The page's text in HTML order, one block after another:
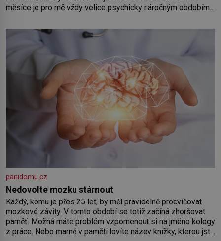
měsíce je pro mě vždy velice psychicky náročným obdobím.
o pomoc, co se hlídání týče. Dalo by se
panidomu.cz
Nedovolte mozku stárnout
Každý, komu je přes 25 let, by měl pravidelně procvičovat
mozkové závity. V tomto období se totiž začíná zhoršovat
paměť. Možná máte problém vzpomenout si na jméno kolegy
z práce. Nebo marně v paměti lovíte název knížky, kterou jste